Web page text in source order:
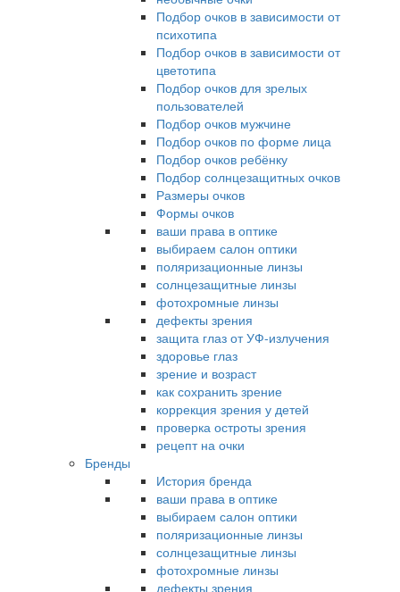
Подбор очков в зависимости от
психотипа
Подбор очков в зависимости от
цветотипа
Подбор очков для зрелых
пользователей
Подбор очков мужчине
Подбор очков по форме лица
Подбор очков ребёнку
Подбор солнцезащитных очков
Размеры очков
Формы очков
ваши права в оптике
выбираем салон оптики
поляризационные линзы
солнцезащитные линзы
фотохромные линзы
дефекты зрения
защита глаз от УФ-излучения
здоровье глаз
зрение и возраст
как сохранить зрение
коррекция зрения у детей
проверка остроты зрения
рецепт на очки
Бренды
История бренда
ваши права в оптике
выбираем салон оптики
поляризационные линзы
солнцезащитные линзы
фотохромные линзы
дефекты зрения